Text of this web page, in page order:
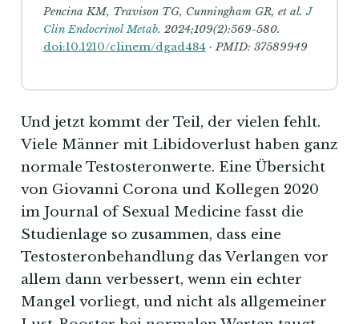
Pencina KM, Travison TG, Cunningham GR, et al.J
Clin Endocrinol Metab. 2024;109(2):569-580.
doi:10.1210/clinem/dgad484 · PMID: 37589949
Und jetzt kommt der Teil, der vielen fehlt.
Viele Männer mit Libidoverlust haben ganz
normale Testosteronwerte. Eine Übersicht
von Giovanni Corona und Kollegen 2020
im Journal of Sexual Medicine fasst die
Studienlage so zusammen, dass eine
Testosteronbehandlung das Verlangen vor
allem dann verbessert, wenn ein echter
Mangel vorliegt, und nicht als allgemeiner